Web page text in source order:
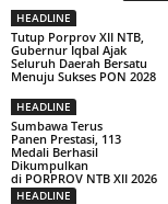
HEADLINE
Tutup Porprov XII NTB,
Gubernur Iqbal Ajak
Seluruh Daerah Bersatu
Menuju Sukses PON 2028
HEADLINE
Sumbawa Terus
Panen Prestasi, 113
Medali Berhasil
Dikumpulkan
di PORPROV NTB XII 2026
HEADLINE